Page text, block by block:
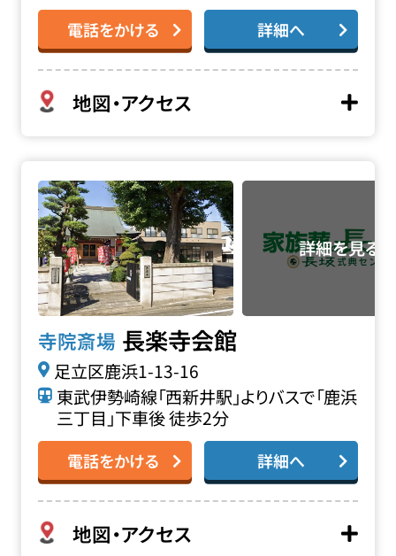
電話をかける 詳細へ
地図・アクセス
寺院斎場 長楽寺会館
足立区鹿浜1-13-16
東武伊勢崎線「西新井駅」よりバスで「鹿浜
三丁目」下車後 徒歩2分
電話をかける 詳細へ
地図・アクセス